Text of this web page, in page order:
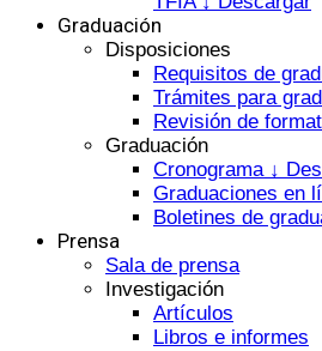
Graduación
Disposiciones
Requisitos de
Trámites para
Revisión de
Graduación
Cronograma ↓
Graduaciones en
Boletines de
Prensa
Sala de prensa
Investigación
Artículos
Libros e informes